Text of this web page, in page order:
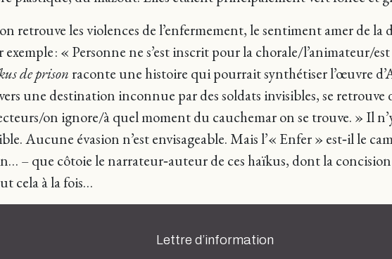
on retrouve les violences de l’enfermement, le sentiment amer de la
: « Personne ne s’est inscrit pour la chorale/l’animateur/
de prison raconte une histoire qui pourrait synthétiser l’œuvre
une destination inconnue par des soldats invisibles, se
on ignore/à quel moment du cauchemar on se trouve. » Il
Aucune évasion n’est envisageable. Mais l’« Enfer » est‑il le
– que côtoie le narrateur‑auteur de ces haïkus, dont la
cela à la fois…
Lettre d’information